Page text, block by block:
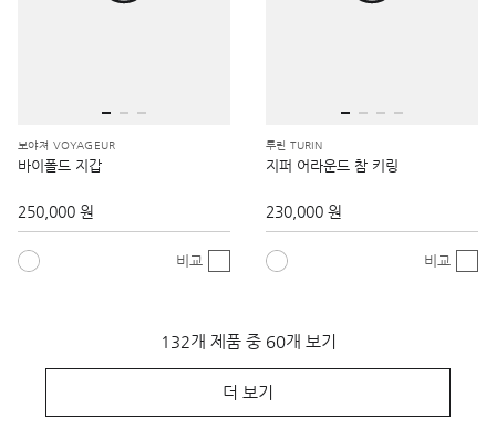
보야져 VOYAGEUR
바이폴드 지갑
250,000 원
비교
투린 TURIN
지퍼 어라운드 참 키링
230,000 원
비교
132개 제품 중 60개 보기
더 보기